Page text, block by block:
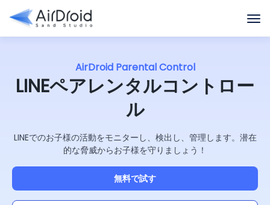
AirDroid Parental Control
LINEペアレンタルコントロー
ル
LINEでのお子様の活動をモニターし、検出し、管理します。潜在
的な脅威からお子様を守りましょう！
無料で試す